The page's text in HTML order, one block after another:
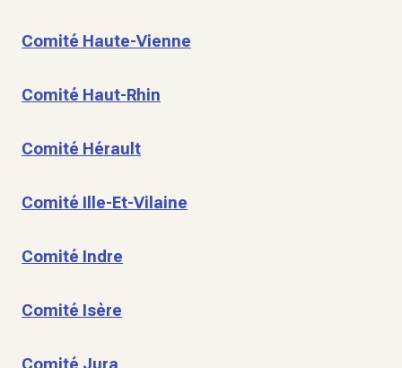
Comité Haute-Vienne
Comité Haut-Rhin
Comité Hérault
Comité Ille-Et-Vilaine
Comité Indre
Comité Isère
Comité Jura